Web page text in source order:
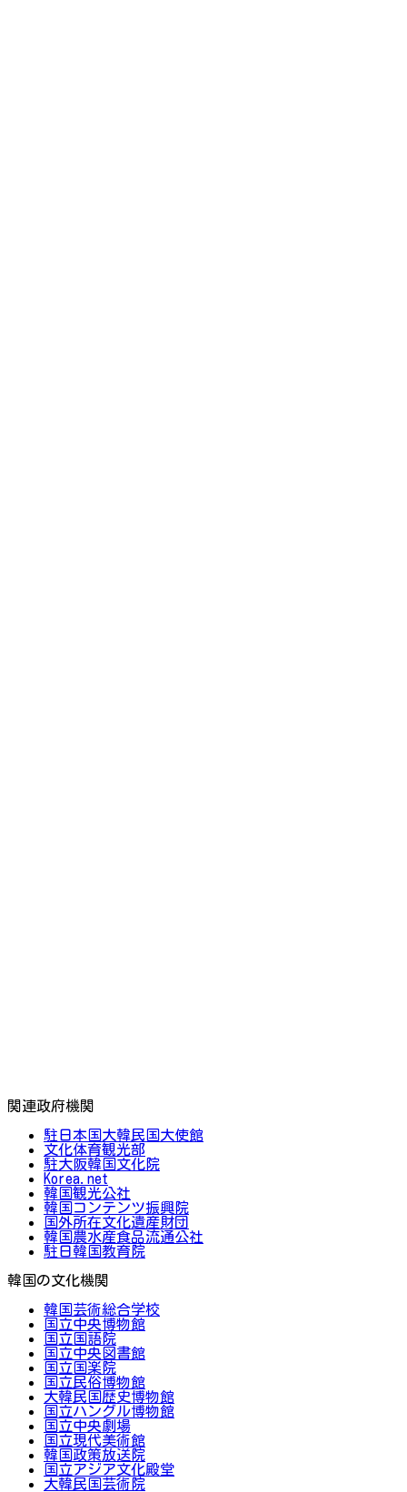
関連政府機関
駐日本国大韓民国大使館
文化体育観光部
駐大阪韓国文化院
Korea.net
韓国観光公社
韓国コンテンツ振興院
国外所在文化遺産財団
韓国農水産食品流通公社
駐日韓国教育院
韓国の文化機関
韓国芸術総合学校
国立中央博物館
国立国語院
国立中央図書館
国立国楽院
国立民俗博物館
大韓民国歴史博物館
国立ハングル博物館
国立中央劇場
国立現代美術館
韓国政策放送院
国立アジア文化殿堂
大韓民国芸術院